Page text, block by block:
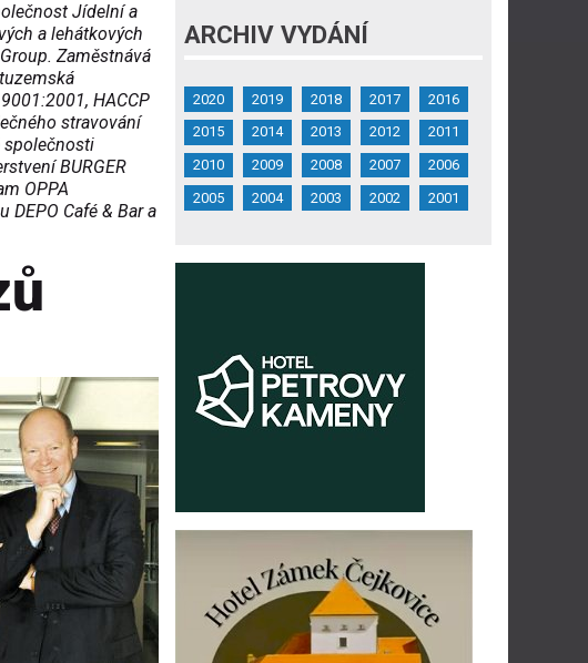
Jídelní a
a lehátkových
Zaměstnává
HACCP
stravování
společnosti
BURGER
OPPA
Café & Bar a
ARCHIV VYDÁNÍ
2020 2019 2018 2017
2016
2015
2014 2013 2012
2011
2010
2009 2008 2007
2006
2005
2004 2003 2002 2001